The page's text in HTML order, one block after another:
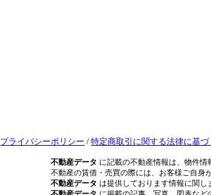
プライバシーポリシー /特定商取引に関する法律に基
不動産データ に記載の不動産情報は、物件
不動産の賃借・売買の際には、お客様ご自身
不動産データ は提供しております情報に関し